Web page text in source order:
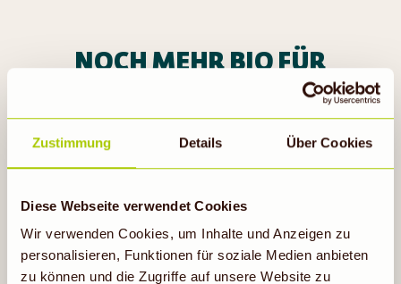
Zustimmung Details Über Cookies
Diese Webseite verwendet Cookies
Wir verwenden Cookies, um Inhalte und Anzeigen zu
personalisieren, Funktionen für soziale Medien anbieten
zu können und die Zugriffe auf unsere Website zu
NOCH MEHR BIO FÜR
BIOMARKT GUTSCHEIN